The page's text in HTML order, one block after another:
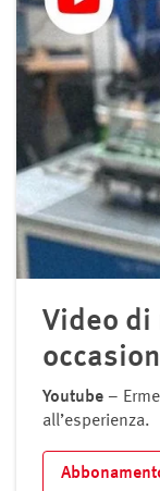
Video di
Youtube –
all’esperienza.